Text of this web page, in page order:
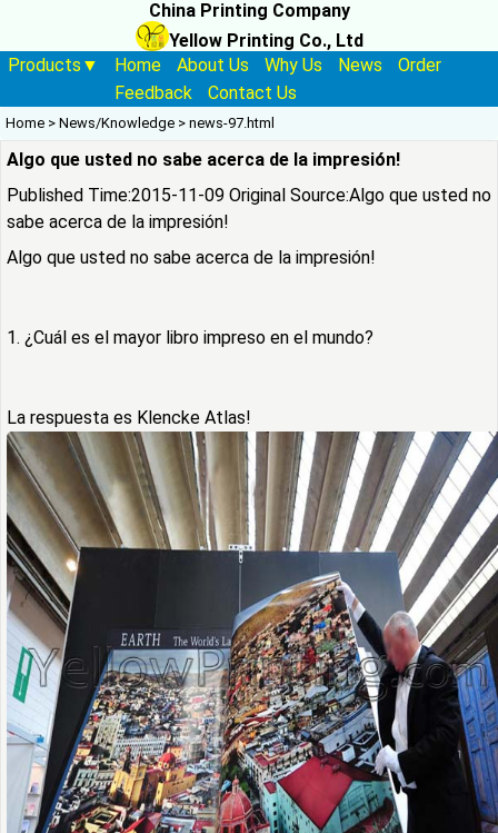
China Printing Company
Yellow Printing Co., Ltd
Products▼
Home About Us Why Us News
Order
Feedback
Contact Us
Home > News/Knowledge > news-97.html
Algo que usted no sabe acerca de la impresión!
Published Time:2015-11-09 Original Source:Algo que usted no
sabe acerca de la impresión!
Algo que usted no sabe acerca de la impresión!
1. ¿Cuál es el mayor libro impreso en el mundo?
La respuesta es Klencke Atlas!